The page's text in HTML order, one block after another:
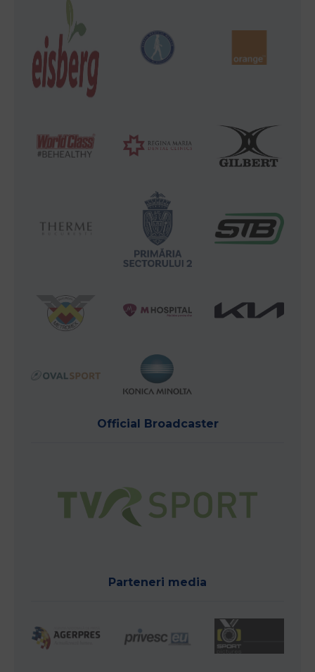
Official Broadcaster
Parteneri media